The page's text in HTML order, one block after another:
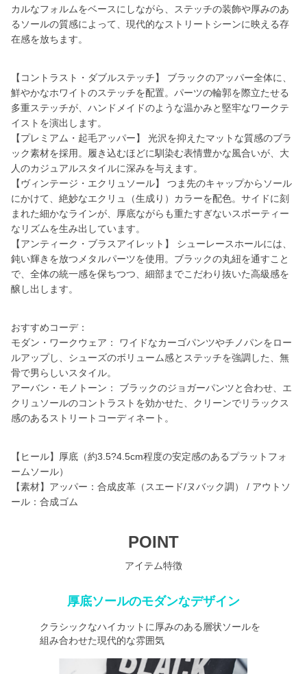
カルなフォルムをベースにしながら、ステッチの装飾や厚みのあ
るソールの質感によって、現代的なストリートシーンに映える存
在感を放ちます。
【コントラスト・ダブルステッチ】 ブラックのアッパー全体に、
鮮やかなホワイトのステッチを配置。パーツの輪郭を際立たせる
多重ステッチが、ハンドメイドのような温かみと堅牢なワークテ
イストを演出します。
【プレミアム・起毛アッパー】 光沢を抑えたマットな質感のブラ
ック素材を採用。履き込むほどに馴染む表情豊かな風合いが、大
人のカジュアルスタイルに深みを与えます。
【ヴィンテージ・エクリュソール】 つま先のキャップからソール
にかけて、絶妙なエクリュ（生成り）カラーを配色。サイドに刻
まれた細かなラインが、厚底ながらも重たすぎないスポーティー
なリズムを生み出しています。
【アンティーク・ブラスアイレット】 シューレースホールには、
鈍い輝きを放つメタルパーツを使用。ブラックの丸紐を通すこと
で、全体の統一感を保ちつつ、細部までこだわり抜いた高級感を
醸し出します。
おすすめコーデ：
モダン・ワークウェア： ワイドなカーゴパンツやチノパンをロー
ルアップし、シューズのボリューム感とステッチを強調した、無
骨で男らしいスタイル。
アーバン・モノトーン： ブラックのジョガーパンツと合わせ、エ
クリュソールのコントラストを効かせた、クリーンでリラックス
感のあるストリートコーディネート。
【ヒール】厚底（約3.5?4.5cm程度の安定感のあるプラットフォ
ームソール）
【素材】アッパー：合成皮革（スエード/ヌバック調） / アウトソ
ール：合成ゴム
POINT
アイテム特徴
厚底ソールのモダンなデザイン
クラシックなハイカットに厚みのある層状ソールを
組み合わせた現代的な雰囲気